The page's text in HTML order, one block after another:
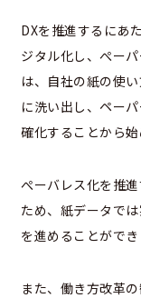
DXを推進するにあ
ジタル化し、ぺー
は、自社の紙の使
に洗い出し、ペー
確化することから始
ぺーバレス化を推
ため、紙データで
を進めることができ
また、働き方改革